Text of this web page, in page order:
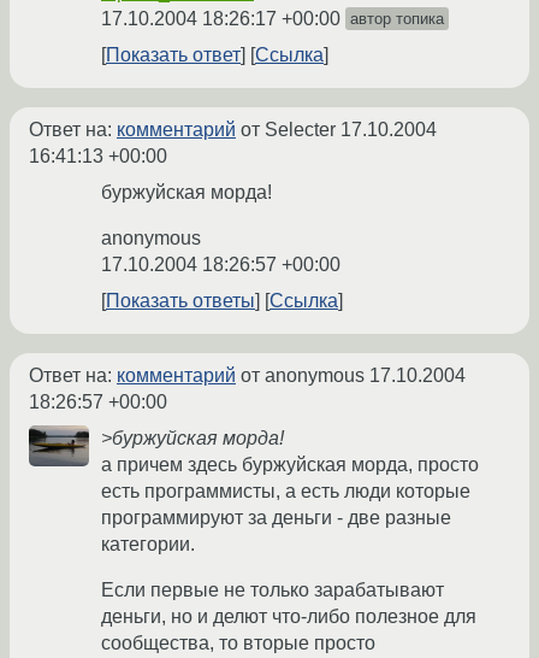
17.10.2004 18:26:17 +00:00 автор топика
Показать ответ Ссылка
Ответ на: комментарий от Selecter 17.10.2004
16:41:13 +00:00
буржуйская морда!
anonymous
17.10.2004 18:26:57 +00:00
Показать ответы
Ссылка
Ответ на: комментарий от anonymous 17.10.2004
18:26:57 +00:00
>буржуйская морда!
а причем здесь буржуйская морда, просто
есть программисты, а есть люди которые
программируют за деньги - две разные
категории.
Если первые не только зарабатывают
деньги, но и делют что-либо полезное для
сообщества, то вторые просто